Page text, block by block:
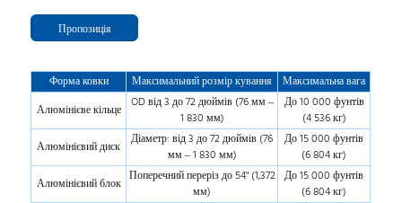
Пропозиція
Форма ковки Максимальний розмір кування
Максимальна вага
Алюмінієве кільце OD від 3 до 72 дюймів (76 мм –
1 830 мм)
До 10 000 фунтів
(4 536 кг)
Алюмінієвий диск
Діаметр: від 3 до 72 дюймів (76
мм – 1 830 мм)
До 15 000 фунтів
(6 804 кг)
Алюмінієвий блок Поперечний переріз до 54" (1,372
мм)
До 15 000 фунтів
(6 804 кг)